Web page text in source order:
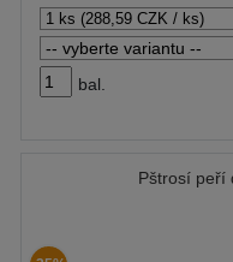
bal.
Pštrosí peří